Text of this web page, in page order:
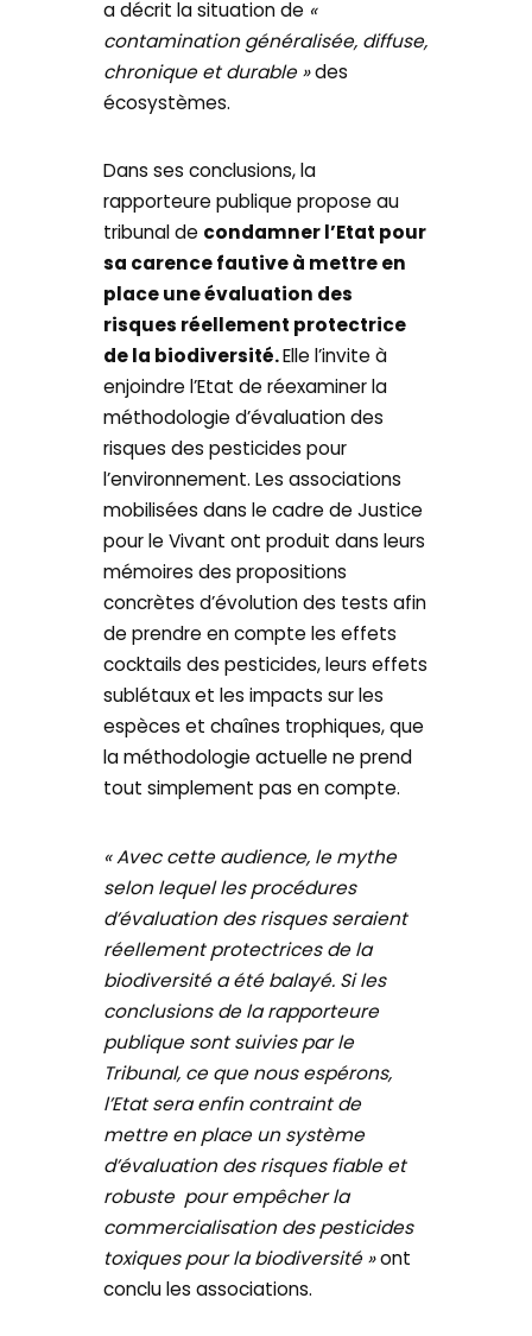
a décrit la situation de «
contamination généralisée, diffuse,
chronique et durable »des
écosystèmes.
Dans ses conclusions, la
rapporteure publique propose au
tribunal de condamner l’Etat pour
sa carence fautive à mettre en
place une évaluation des
risques réellement protectrice
de la biodiversité.Elle l’invite à
enjoindre l’Etat de réexaminer la
méthodologie d’évaluation des
risques des pesticides pour
l’environnement. Les associations
mobilisées dans le cadre de Justice
pour le Vivant ont produit dans leurs
mémoires des propositions
concrètes d’évolution des tests afin
de prendre en compte les effets
cocktails des pesticides, leurs effets
sublétaux et les impacts sur les
espèces et chaînes trophiques, que
la méthodologie actuelle ne prend
tout simplement pas en compte.
« Avec cette audience, le mythe
selon lequel les procédures
d’évaluation des risques seraient
réellement protectrices de la
biodiversité a été balayé. Si les
conclusions de la rapporteure
publique sont suivies par le
Tribunal, ce que nous espérons,
l’Etat sera enfin contraint de
mettre en place un système
d’évaluation des risques fiable et
robuste pour empêcher la
commercialisation des pesticides
toxiques pour la biodiversité »ont
conclu les associations.